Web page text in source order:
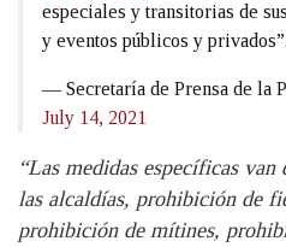
especiales y transitorias de
y eventos públicos y privados”.
— Secretaría de Prensa de la
July 14, 2021
“Las medidas específicas
las alcaldías, prohibición de
prohibición de mítines,